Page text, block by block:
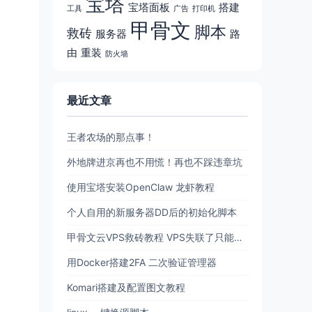
工具 宝塔面板 广告 打印机 搭建
救砖 服务器 甲骨文 脚本 路
由 重装 防火墙
最近文章
王者农场的那点事！
外地牌进京再也不用慌！再也不踩违章坑
使用宝塔安装OpenClaw 龙虾教程
个人自用的新服务器DD后的初始化脚本
甲骨文云VPS救砖教程 VPS失联了只能删机？现在可以原地复活了！
用Docker搭建2FA 二次验证管理器
Komari搭建及配置图文教程